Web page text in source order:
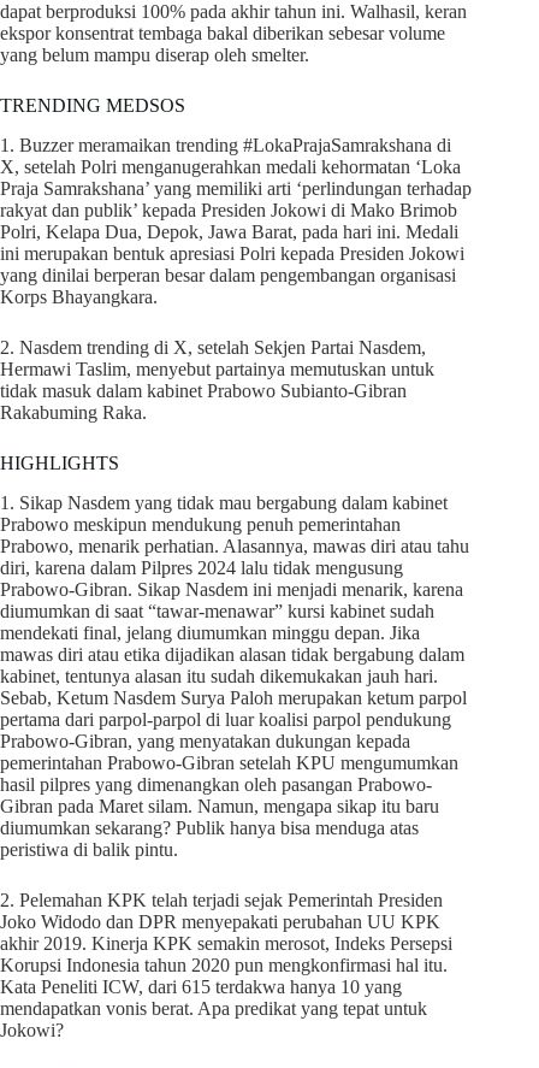
dapat berproduksi 100% pada akhir tahun ini. Walhasil, keran
ekspor konsentrat tembaga bakal diberikan sebesar volume
yang belum mampu diserap oleh smelter.
TRENDING MEDSOS
1. Buzzer meramaikan trending #LokaPrajaSamrakshana di
X, setelah Polri menganugerahkan medali kehormatan ‘Loka
Praja Samrakshana’ yang memiliki arti ‘perlindungan terhadap
rakyat dan publik’ kepada Presiden Jokowi di Mako Brimob
Polri, Kelapa Dua, Depok, Jawa Barat, pada hari ini. Medali
ini merupakan bentuk apresiasi Polri kepada Presiden Jokowi
yang dinilai berperan besar dalam pengembangan organisasi
Korps Bhayangkara.
2. Nasdem trending di X, setelah Sekjen Partai Nasdem,
Hermawi Taslim, menyebut partainya memutuskan untuk
tidak masuk dalam kabinet Prabowo Subianto-Gibran
Rakabuming Raka.
HIGHLIGHTS
1. Sikap Nasdem yang tidak mau bergabung dalam kabinet
Prabowo meskipun mendukung penuh pemerintahan
Prabowo, menarik perhatian. Alasannya, mawas diri atau tahu
diri, karena dalam Pilpres 2024 lalu tidak mengusung
Prabowo-Gibran. Sikap Nasdem ini menjadi menarik, karena
diumumkan di saat “tawar-menawar” kursi kabinet sudah
mendekati final, jelang diumumkan minggu depan. Jika
mawas diri atau etika dijadikan alasan tidak bergabung dalam
kabinet, tentunya alasan itu sudah dikemukakan jauh hari.
Sebab, Ketum Nasdem Surya Paloh merupakan ketum parpol
pertama dari parpol-parpol di luar koalisi parpol pendukung
Prabowo-Gibran, yang menyatakan dukungan kepada
pemerintahan Prabowo-Gibran setelah KPU mengumumkan
hasil pilpres yang dimenangkan oleh pasangan Prabowo-
Gibran pada Maret silam. Namun, mengapa sikap itu baru
diumumkan sekarang? Publik hanya bisa menduga atas
peristiwa di balik pintu.
2. Pelemahan KPK telah terjadi sejak Pemerintah Presiden
Joko Widodo dan DPR menyepakati perubahan UU KPK
akhir 2019. Kinerja KPK semakin merosot, Indeks Persepsi
Korupsi Indonesia tahun 2020 pun mengkonfirmasi hal itu.
Kata Peneliti ICW, dari 615 terdakwa hanya 10 yang
mendapatkan vonis berat. Apa predikat yang tepat untuk
Jokowi?